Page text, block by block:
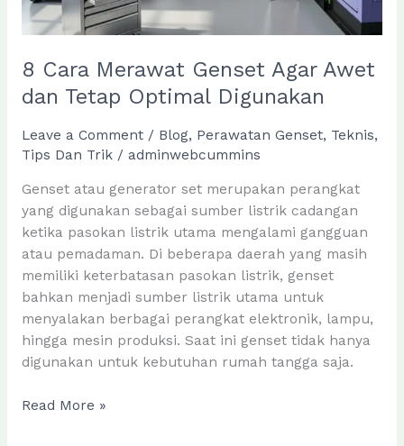
8 Cara Merawat Genset Agar Awet
dan Tetap Optimal Digunakan
Leave a Comment / Blog, Perawatan Genset, Teknis,
Tips Dan Trik/ adminwebcummins
Genset atau generator set merupakan perangkat
yang digunakan sebagai sumber listrik cadangan
ketika pasokan listrik utama mengalami gangguan
atau pemadaman. Di beberapa daerah yang masih
memiliki keterbatasan pasokan listrik, genset
bahkan menjadi sumber listrik utama untuk
menyalakan berbagai perangkat elektronik, lampu,
hingga mesin produksi. Saat ini genset tidak hanya
digunakan untuk kebutuhan rumah tangga saja.
8
Read More »